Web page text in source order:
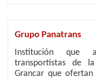
Grupo Panatrans
Institución que
transportistas de
Grancar que ofertan